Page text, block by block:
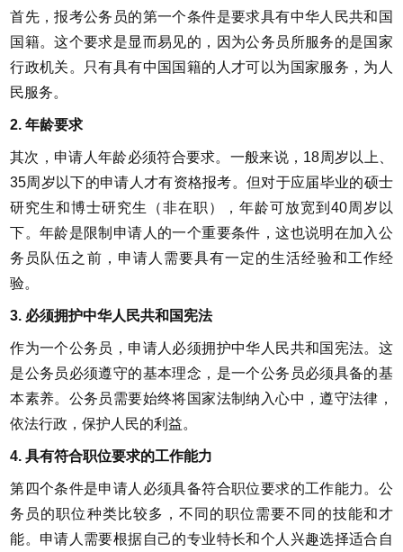
首先，报考公务员的第一个条件是要求具有中华人民共和国
国籍。这个要求是显而易见的，因为公务员所服务的是国家
行政机关。只有具有中国国籍的人才可以为国家服务，为人
民服务。
2. 年龄要求
其次，申请人年龄必须符合要求。一般来说，18周岁以上、
35周岁以下的申请人才有资格报考。但对于应届毕业的硕士
研究生和博士研究生（非在职），年龄可放宽到40周岁以
下。年龄是限制申请人的一个重要条件，这也说明在加入公
务员队伍之前，申请人需要具有一定的生活经验和工作经
验。
3. 必须拥护中华人民共和国宪法
作为一个公务员，申请人必须拥护中华人民共和国宪法。这
是公务员必须遵守的基本理念，是一个公务员必须具备的基
本素养。公务员需要始终将国家法制纳入心中，遵守法律，
依法行政，保护人民的利益。
4. 具有符合职位要求的工作能力
第四个条件是申请人必须具备符合职位要求的工作能力。公
务员的职位种类比较多，不同的职位需要不同的技能和才
能。申请人需要根据自己的专业特长和个人兴趣选择适合自